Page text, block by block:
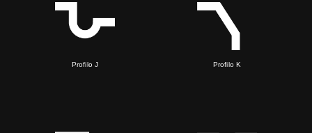
Profilo J Profilo K